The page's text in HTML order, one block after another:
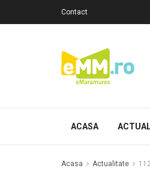
Contact
ACASA
Acasa Actualitate